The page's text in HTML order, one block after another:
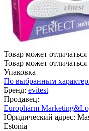
Товар может
Товар может
Упаковка
По выбранным
Бренд: evitest
Продавец:
Europharm
Юридический адрес:
Estonia